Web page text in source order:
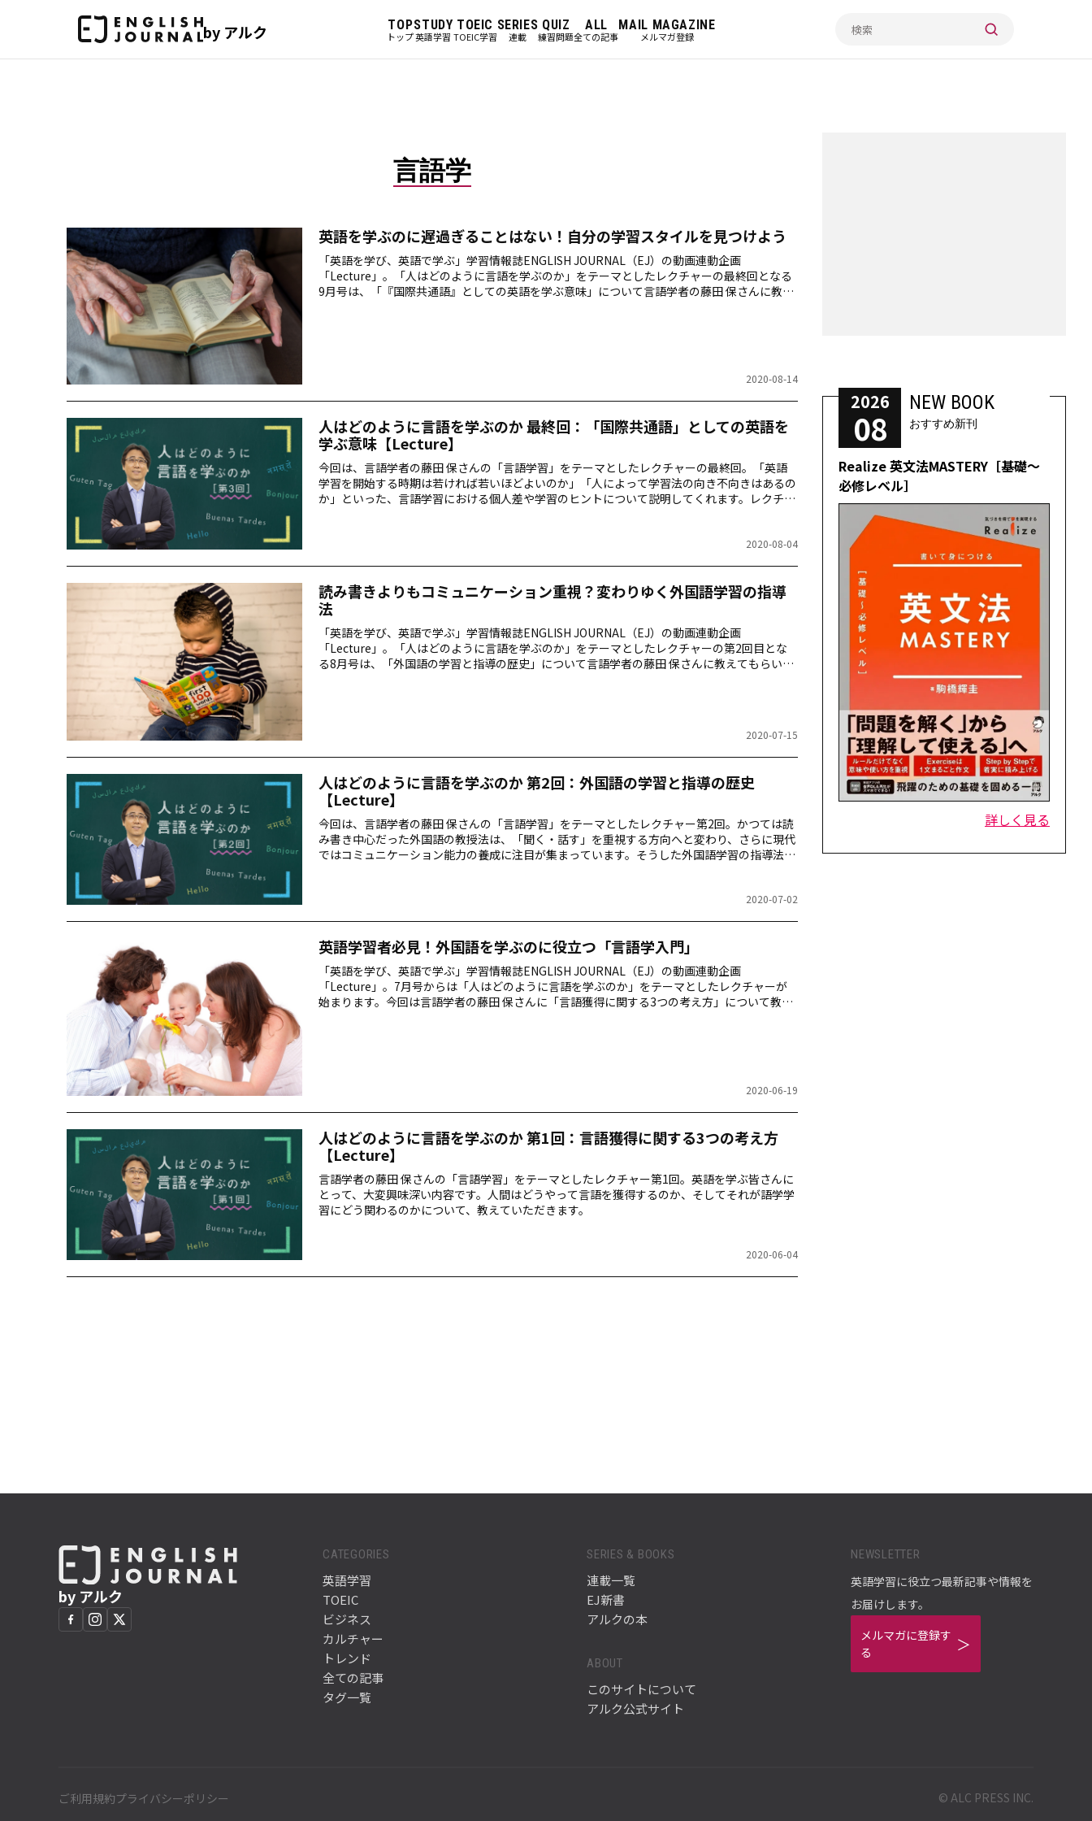
by アルク TOP
トップ
STUDY
英語学習
TOEIC
TOEIC学習
SERIES
連載
QUIZ
練習問題
ALL
全ての記事
MAIL MAGAZINE
メルマガ登録
言語学
英語を学ぶのに遅過ぎることはない！自分の学習スタイルを見つけよう
「英語を学び、英語で学ぶ」学習情報誌ENGLISH JOURNAL（EJ）の動画連動企画
「Lecture」。「人はどのように言語を学ぶのか」をテーマとしたレクチャーの最終回となる
9月号は、「『国際共通語』としての英語を学ぶ意味」について言語学者の藤田 保さんに教え
2020-08-14
人はどのように言語を学ぶのか 最終回：「国際共通語」としての英語を
学ぶ意味【Lecture】
今回は、言語学者の藤田 保さんの「言語学習」をテーマとしたレクチャーの最終回。「英語
学習を開始する時期は若ければ若いほどよいのか」「人によって学習法の向き不向きはあるの
か」といった、言語学習における個人差や学習のヒントについて説明してくれます。レクチャ
2020-08-04
読み書きよりもコミュニケーション重視？変わりゆく外国語学習の指導
法
「英語を学び、英語で学ぶ」学習情報誌ENGLISH JOURNAL（EJ）の動画連動企画
「Lecture」。「人はどのように言語を学ぶのか」をテーマとしたレクチャーの第2回目とな
る8月号は、「外国語の学習と指導の歴史」について言語学者の藤田 保さんに教えてもらいま
2020-07-15
人はどのように言語を学ぶのか 第2回：外国語の学習と指導の歴史
【Lecture】
今回は、言語学者の藤田 保さんの「言語学習」をテーマとしたレクチャー第2回。かつては読
み書き中心だった外国語の教授法は、「聞く・話す」を重視する方向へと変わり、さらに現代
ではコミュニケーション能力の養成に注目が集まっています。そうした外国語学習の指導法の
2020-07-02
英語学習者必見！外国語を学ぶのに役立つ「言語学入門」
「英語を学び、英語で学ぶ」学習情報誌ENGLISH JOURNAL（EJ）の動画連動企画
「Lecture」。7月号からは「人はどのように言語を学ぶのか」をテーマとしたレクチャーが
始まります。今回は言語学者の藤田 保さんに「言語獲得に関する3つの考え方」について教え
2020-06-19
人はどのように言語を学ぶのか 第1回：言語獲得に関する3つの考え方
【Lecture】
言語学者の藤田 保さんの「言語学習」をテーマとしたレクチャー第1回。英語を学ぶ皆さんに
とって、大変興味深い内容です。人間はどうやって言語を獲得するのか、そしてそれが語学学
習にどう関わるのかについて、教えていただきます。
2020-06-04
2026
08
NEW BOOK
おすすめ新刊
Realize 英文法MASTERY［基礎～
必修レベル］
詳しく見る
by アルク
CATEGORIES
英語学習
TOEIC
ビジネス
カルチャー
トレンド
全ての記事
タグ一覧
SERIES & BOOKS
連載一覧
EJ新書
アルクの本
ABOUT
このサイトについて
アルク公式サイト
NEWSLETTER
英語学習に役立つ最新記事や情報を
お届けします。
メルマガに登録す
る
ご利用規約プライバシーポリシー © ALC PRESS INC.